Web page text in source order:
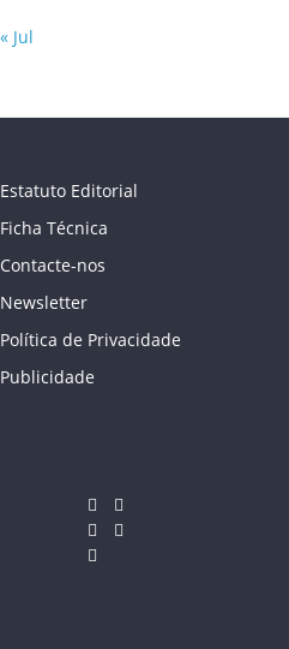
« Jul
Estatuto Editorial
Ficha Técnica
Contacte-nos
Newsletter
Política de Privacidade
Publicidade